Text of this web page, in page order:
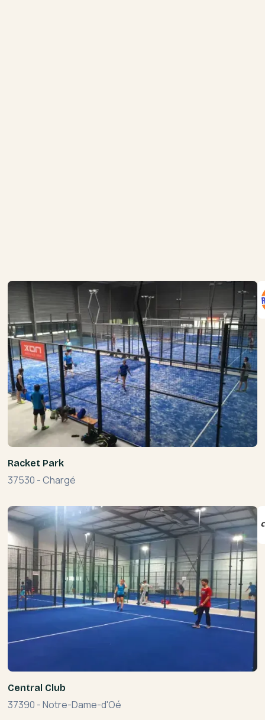
Racket Park
37530 -Chargé
Central Club
37390 -Notre-Dame-d'Oé